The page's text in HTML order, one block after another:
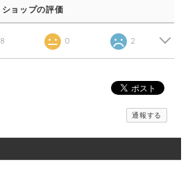
ショップの評価
8 0 2
通報する